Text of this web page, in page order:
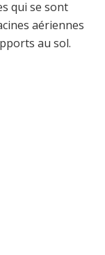
qui se sont
aériennes
au sol.